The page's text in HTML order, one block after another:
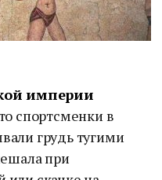
империи
спортсменки в
грудь тугими
при